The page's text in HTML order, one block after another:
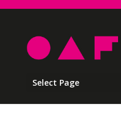
Select Page